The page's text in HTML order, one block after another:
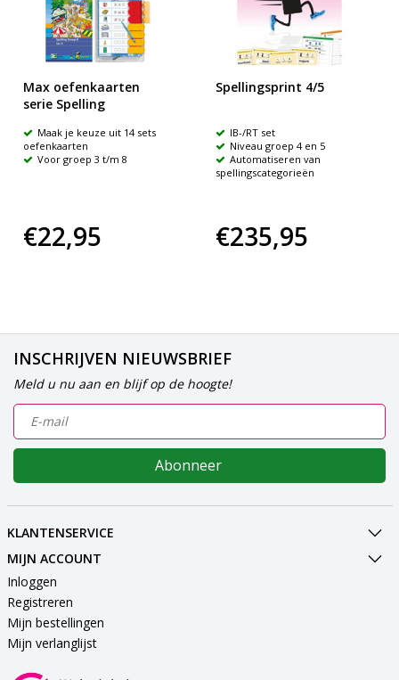
Max oefenkaarten
serie Spelling
Maak je keuze uit 14 sets
oefenkaarten
Voor groep 3 t/m 8
€22,95
Spellingsprint 4/5
IB-/RT set
Niveau groep 4 en 5
Automatiseren van
spellingscategorieën
€235,95
INSCHRIJVEN NIEUWSBRIEF
Meld u nu aan en blijf op de hoogte!
Abonneer
KLANTENSERVICE
MIJN ACCOUNT
Inloggen
Registreren
Mijn bestellingen
Mijn verlanglijst